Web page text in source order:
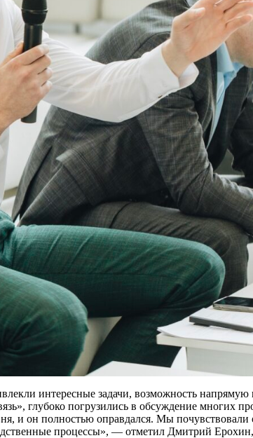
интересные задачи, возможность напрямую
глубоко погрузились в обсуждение многих
и он полностью оправдался. Мы
процессы», — отметил Дмитрий